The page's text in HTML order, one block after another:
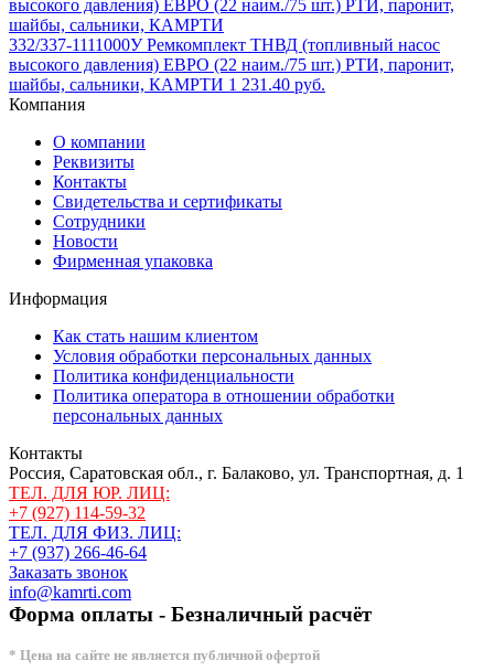
332/337-1111000У Ремкомплект ТНВД (топливный насос
высокого давления) ЕВРО (22 наим./75 шт.) РТИ, паронит,
шайбы, сальники, КАМРТИ 1 231.40 руб.
Компания
О компании
Реквизиты
Контакты
Свидетельства и сертификаты
Сотрудники
Новости
Фирменная упаковка
Информация
Как стать нашим клиентом
Условия обработки персональных данных
Политика конфиденциальности
Политика оператора в отношении обработки
персональных данных
Контакты
Россия, Саратовская обл., г. Балаково, ул. Транспортная, д. 1
ТЕЛ. ДЛЯ ЮР. ЛИЦ:
+7 (927) 114-59-32
ТЕЛ. ДЛЯ ФИЗ. ЛИЦ:
+7 (937) 266-46-64
Заказать звонок
info@kamrti.com
Форма оплаты - Безналичный расчёт
* Цена на сайте не является публичной офертой